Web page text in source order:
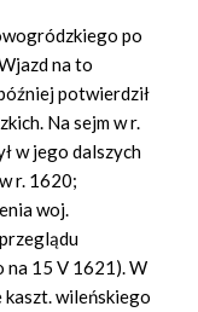
po
na to
potwierdził
Na sejm w r.
w jego dalszych
r. 1620;
woj.
na 15 V 1621). W
kaszt. wileńskiego